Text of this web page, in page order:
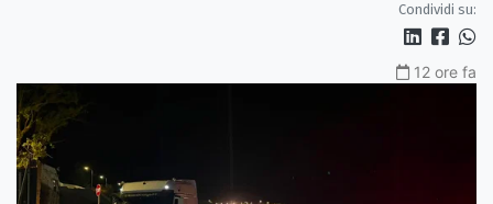
Condividi su:
12 ore fa